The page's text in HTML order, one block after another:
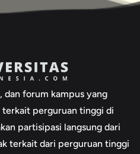
dan forum kampus yang
perguruan tinggi di
partisipasi langsung dari
terkait dari perguruan tinggi